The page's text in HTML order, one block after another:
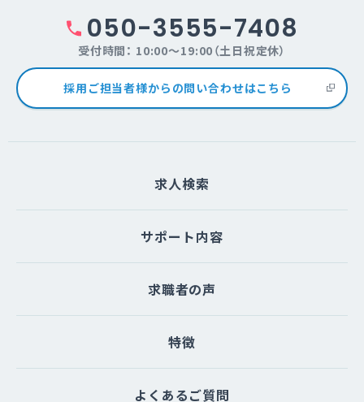
050-3555-7408
受付時間： 10:00～19:00（土日祝定休）
採用ご担当者様からの問い合わせはこちら
求人検索
サポート内容
求職者の声
特徴
よくあるご質問